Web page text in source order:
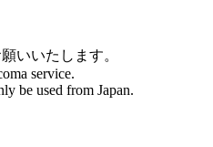
いいたします。
service.
be used from Japan.